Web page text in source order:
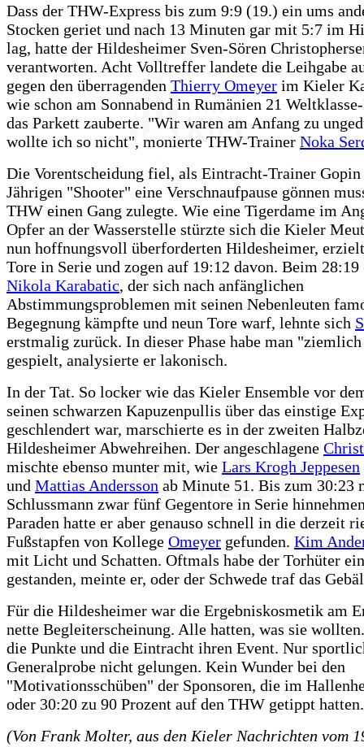
Dass der THW-Express bis zum 9:9 (19.) ein ums
Stocken geriet und nach 13 Minuten gar mit 5:7 im
lag, hatte der Hildesheimer Sven-Sören
verantworten. Acht Volltreffer landete die Leihgabe
gegen den überragenden Thierry Omeyer im Kieler
wie schon am Sonnabend in Rumänien 21
das Parkett zauberte. "Wir waren am Anfang zu
wollte ich so nicht", monierte THW-Trainer Noka
Die Vorentscheidung fiel, als Eintracht-Trainer Gopin
Jährigen "Shooter" eine Verschnaufpause gönnen
THW einen Gang zulegte. Wie eine Tigerdame im
Opfer an der Wasserstelle stürzte sich die Kieler
nun hoffnungsvoll überforderten Hildesheimer,
Tore in Serie und zogen auf 19:12 davon. Beim
Nikola Karabatic, der sich nach anfänglichen
Abstimmungsproblemen mit seinen Nebenleuten
Begegnung kämpfte und neun Tore warf, lehnte sich
erstmalig zurück. In dieser Phase habe man
gespielt, analysierte er lakonisch.
In der Tat. So locker wie das Kieler Ensemble vor
seinen schwarzen Kapuzenpullis über das einstige
geschlendert war, marschierte es in der zweiten
Hildesheimer Abwehreihen. Der angeschlagene
mischte ebenso munter mit, wie Lars Krogh Jeppesen
und Mattias Andersson ab Minute 51. Bis zum 30:23
Schlussmann zwar fünf Gegentore in Serie
Paraden hatte er aber genauso schnell in die derzeit
Fußstapfen von Kollege Omeyer gefunden. Kim
mit Licht und Schatten. Oftmals habe der Torhüter
gestanden, meinte er, oder der Schwede traf das
Für die Hildesheimer war die Ergebniskosmetik am
nette Begleiterscheinung. Alle hatten, was sie
die Punkte und die Eintracht ihren Event. Nur
Generalprobe nicht gelungen. Kein Wunder bei den
"Motivationsschüben" der Sponsoren, die im
oder 30:20 zu 90 Prozent auf den THW getippt hatten.
(Von Frank Molter, aus den Kieler Nachrichten vom